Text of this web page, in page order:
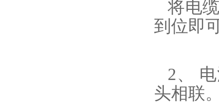
将电
到位即
2、
头相联